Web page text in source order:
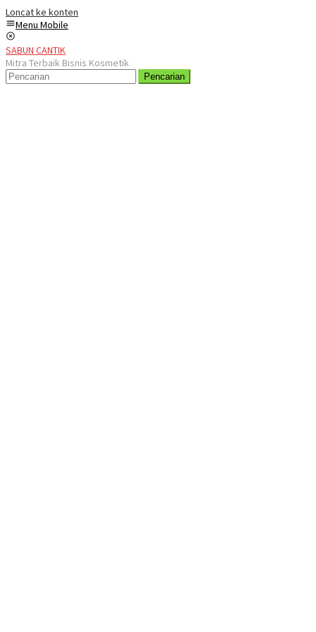
Loncat ke konten
Menu Mobile
SABUN CANTIK
Mitra Terbaik Bisnis Kosmetik
Pencarian